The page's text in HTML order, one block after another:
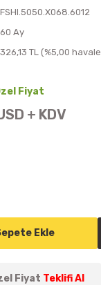
FSHI.5050.X068.6012
60 Ay
326,13 TL (%5,00
Fiyat
+ KDV
Ekle
Fiyat Teklifi Al